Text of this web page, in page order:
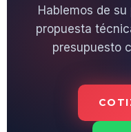
Hablemos de
propuesta
presupuesto